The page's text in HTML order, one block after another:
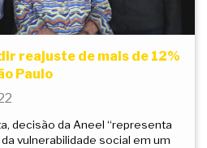
reajuste de mais de 12%
Paulo
decisão da Aneel “representa
vulnerabilidade social em um